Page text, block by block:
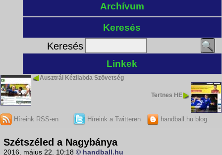
Archívum
Keresés
Keresés
Linkek
Ausztrál Kézilabda Szövetség
Tertnes HE
Híreink RSS-en Híreink a Twitteren handball.hu blog
Szétszéled a Nagybánya
2016. május 22. 10:18 © handball.hu